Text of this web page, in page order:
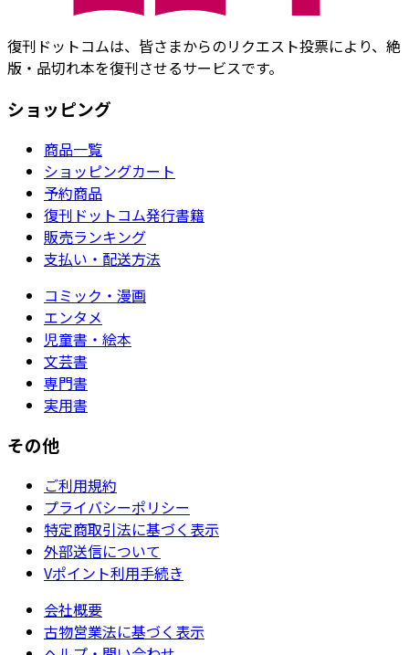
復刊ドットコムは、皆さまからのリクエスト投票により、絶
版・品切れ本を復刊させるサービスです。
ショッピング
商品一覧
ショッピングカート
予約商品
復刊ドットコム発行書籍
販売ランキング
支払い・配送方法
コミック・漫画
エンタメ
児童書・絵本
文芸書
専門書
実用書
その他
ご利用規約
プライバシーポリシー
特定商取引法に基づく表示
外部送信について
Vポイント利用手続き
会社概要
古物営業法に基づく表示